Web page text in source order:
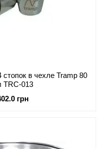
в чехле Tramp 80
TRC-013
грн